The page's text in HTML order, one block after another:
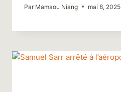
Par Mamaou Niang mai 8, 2025